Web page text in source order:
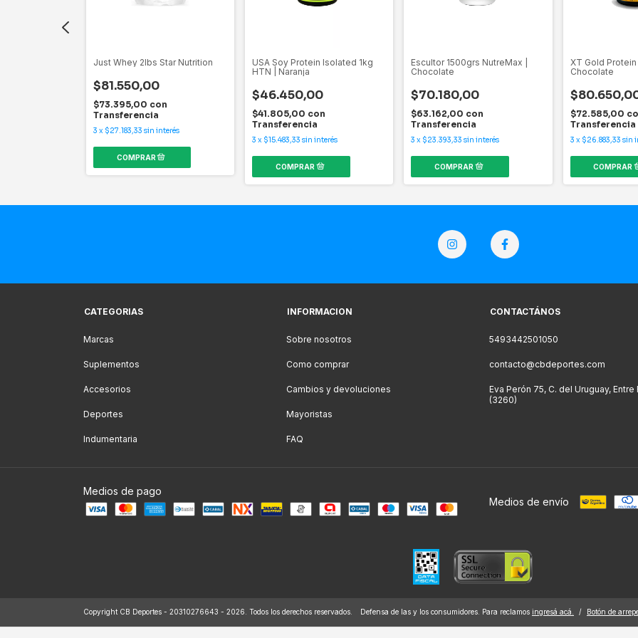
Just Whey 2lbs Star Nutrition
$81.550,00
$73.395,00 con
Transferencia
3 x $27.183,33 sin interés
USA Soy Protein Isolated 1kg
HTN | Naranja
$46.450,00
$41.805,00 con
Transferencia
3 x $15.483,33 sin interés
Escultor 1500grs NutreMax |
Chocolate
$70.180,00
$63.162,00 con
Transferencia
3 x $23.393,33 sin interés
XT Gold Protein
Chocolate
$72.585,00
Transferencia
3 x $26.883,33 sin
CATEGORIAS
Marcas
Suplementos
Accesorios
Deportes
Indumentaria
INFORMACION
Sobre nosotros
Como comprar
Cambios y devoluciones
Mayoristas
FAQ
CONTACTÁNOS
5493442501050
contacto@cbdeportes.com
Eva Perón 75, C. del Uruguay, Entre
(3260)
Medios de pago
Medios de envío
Copyright CB Deportes - 20310276643 - 2026. Todos los derechos reservados. Defensa de las y los consumidores. Para reclamos ingresá acá. / Botón de